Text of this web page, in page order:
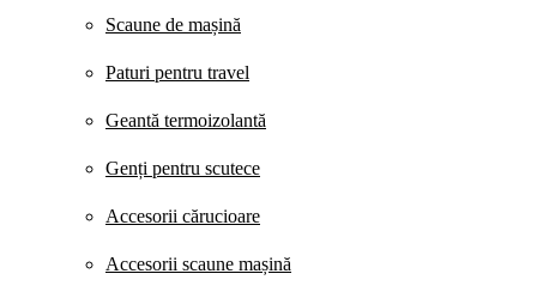
Scaune de mașină
Paturi pentru travel
Geantă termoizolantă
Genți pentru scutece
Accesorii cărucioare
Accesorii scaune mașină